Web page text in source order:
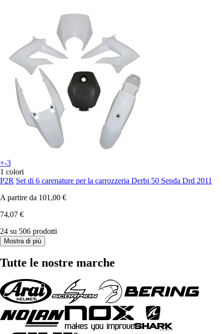
+-3
1 colori
P2R Set di 6 carenature per la carrozzeria Derbi 50 Senda Drd 2011
A partire da 101,00 €
74,07 €
24 su 506 prodotti
Mostra di più
Tutte le nostre marche